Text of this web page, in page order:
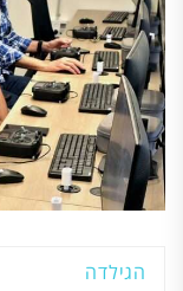
הגילדה